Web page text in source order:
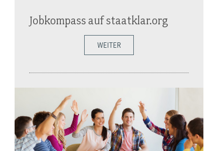
Jobkompass auf staatklar.org
WEITER